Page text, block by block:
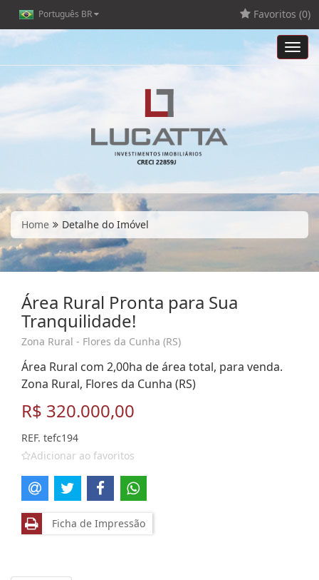
Português BR Favoritos (0)
Home Detalhe do Imóvel
Área Rural Pronta para Sua
Tranquilidade!
Zona Rural - Flores da Cunha (RS)
Área Rural com 2,00ha de área total, para venda.
Zona Rural, Flores da Cunha (RS)
R$ 320.000,00
REF. tefc194
Adicionar ao favoritos
Ficha de Impressão